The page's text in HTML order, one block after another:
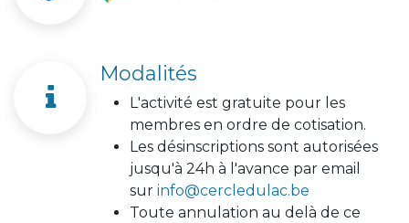
Modalités
L'activité est gratuite pour les
membres en ordre de cotisation.
Les désinscriptions sont autorisées
jusqu'à 24h à l'avance par email
sur info@cercledulac.be
Toute annulation au delà de ce